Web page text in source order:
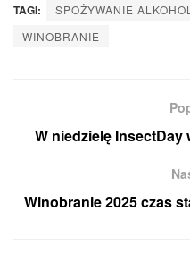
TAGI: SPOŻYWANIE
WINOBRANIE
W niedzielę
Winobranie 2025 czas